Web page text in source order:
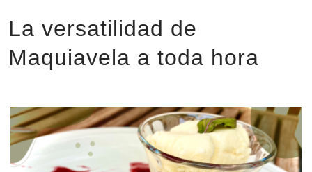
La versatilidad de
Maquiavela a toda hora